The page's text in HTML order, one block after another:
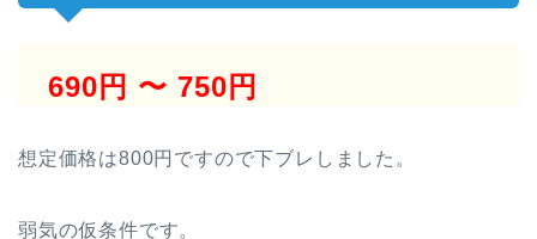
690円 〜 750円
想定価格は800円ですので下ブレしました。
弱気の仮条件です。